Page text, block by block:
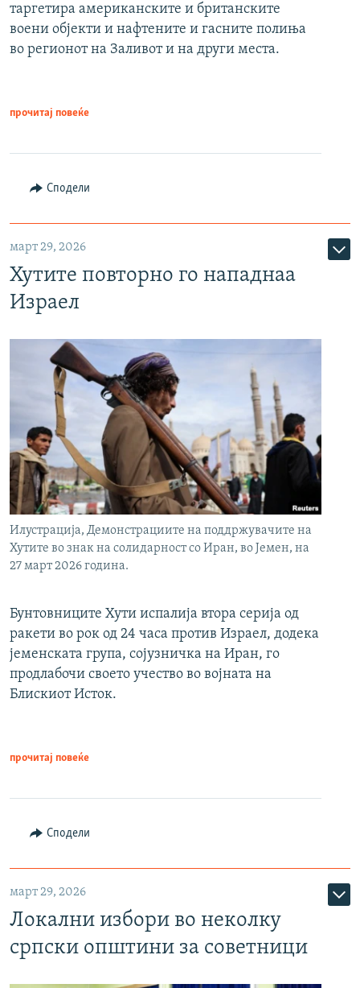
таргетира американските и британските
воени објекти и нафтените и гасните полиња
во регионот на Заливот и на други места.
прочитај повеќе
Сподели
март 29, 2026
Хутите повторно го нападнаа
Израел
Илустрација, Демонстрациите на поддржувачите на
Хутите во знак на солидарност со Иран, во Јемен, на
27 март 2026 година.
Бунтовниците Хути испалија втора серија од
ракети во рок од 24 часа против Израел, додека
јеменската група, сојузничка на Иран, го
продлабочи своето учество во војната на
Блискиот Исток.
прочитај повеќе
Сподели
март 29, 2026
Локални избори во неколку
српски општини за советници